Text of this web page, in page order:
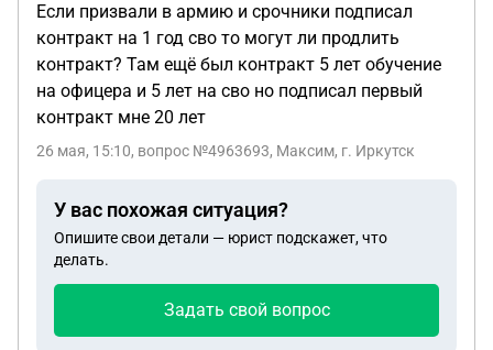
Если призвали в армию и срочники подписал
контракт на 1 год сво то могут ли продлить
контракт? Там ещё был контракт 5 лет обучение
на офицера и 5 лет на сво но подписал первый
контракт мне 20 лет
26 мая, 15:10, вопрос №4963693, Максим, г. Иркутск
У вас похожая ситуация?
Опишите свои детали — юрист подскажет, что
делать.
Задать свой вопрос